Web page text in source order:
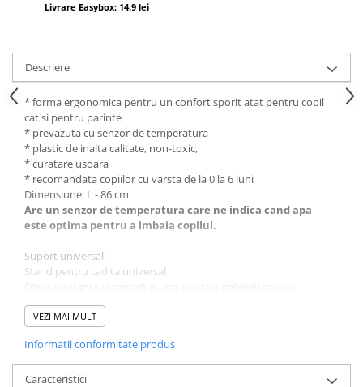
Livrare Easybox: 14.9 lei
Descriere
* forma ergonomica pentru un confort sporit atat pentru copil
cat si pentru parinte
* prevazuta cu senzor de temperatura
* plastic de inalta calitate, non-toxic,
* curatare usoara
* recomandata copiilor cu varsta de la 0 la 6 luni
Dimensiune: L - 86 cm
Are un senzor de temperatura care ne indica cand apa
este optima pentru a imbaia copilul.
Suport universal:
Stand pentru cadita universal.
Este foarte stabil datorita designului robust al materialelor de cea
mai inalta calitate. Indeparteaza disconfortul coloanei vertebrale
Nu necesita mult spatiu. Picioarele suportului sunt
antiderapante.
VEZI MAI MULT
Informatii conformitate produs
Caracteristici